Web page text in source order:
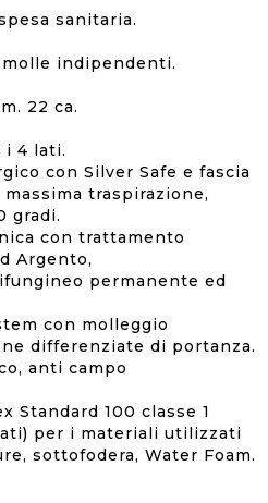
sanitaria.
molle indipendenti.
22 ca.
4 lati.
con Silver Safe e fascia
traspirazione,
gradi.
con trattamento
Argento,
permanente ed
con molleggio
differenziate di portanza.
anti campo
Standard 100 classe 1
per i materiali utilizzati
sottofodera, Water Foam.